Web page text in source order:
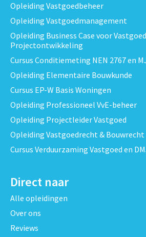
Opleiding Vastgoedbeheer
Opleiding Vastgoedmanagement
Opleiding Business Case voor
Projectontwikkeling
Cursus Conditiemeting NEN 2767 en
Opleiding Elementaire Bouwkunde
Cursus EP-W Basis Woningen
Opleiding Professioneel VvE-beheer
Opleiding Projectleider Vastgoed
Opleiding Vastgoedrecht & Bouwrecht
Cursus Verduurzaming Vastgoed en
Direct naar
Alle opleidingen
Over ons
Reviews